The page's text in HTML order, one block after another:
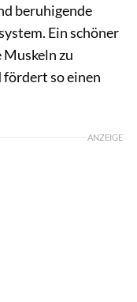
beruhigende
Ein schöner
zu
fördert so einen
ANZEIGE